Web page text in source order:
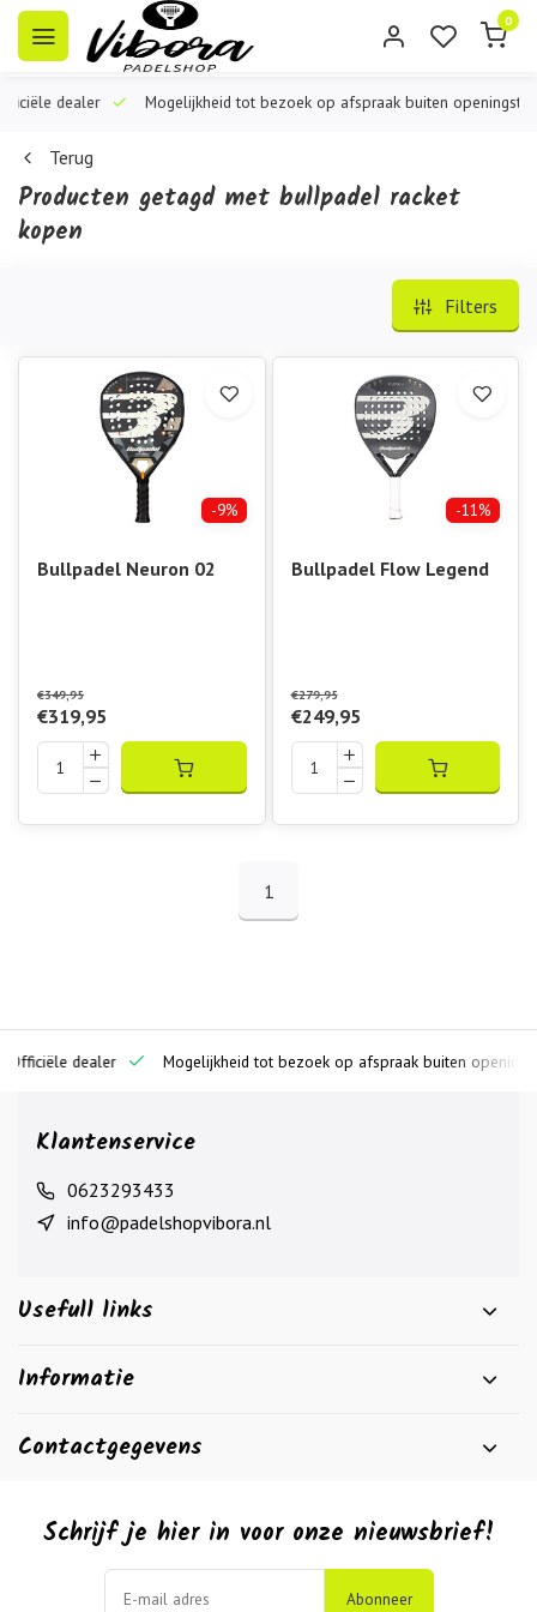
0
dealer Mogelijkheid tot bezoek op afspraak buiten openingstijden
Terug
Producten getagd met bullpadel racket
kopen
Filters
-9%
Bullpadel Neuron 02
€349,95
€319,95
-11%
Bullpadel Flow Legend
€279,95
€249,95
1
dealer Mogelijkheid tot bezoek op afspraak buiten openingstijden
Klantenservice
0623293433
info@padelshopvibora.nl
Usefull links
Informatie
Contactgegevens
Schrijf je hier in voor onze nieuwsbrief!
Abonneer